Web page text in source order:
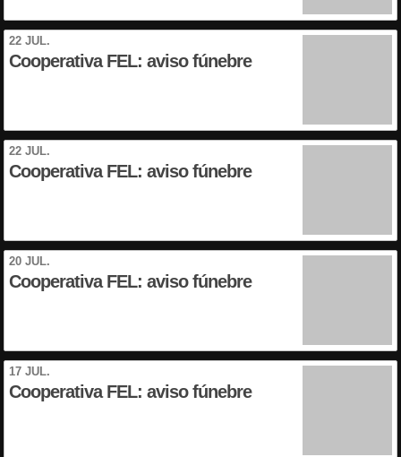
22 JUL.
Cooperativa FEL: aviso fúnebre
22 JUL.
Cooperativa FEL: aviso fúnebre
20 JUL.
Cooperativa FEL: aviso fúnebre
17 JUL.
Cooperativa FEL: aviso fúnebre